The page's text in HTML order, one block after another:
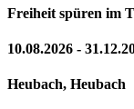
Freiheit spüren im
10.08.2026 -
Heubach, Heubach